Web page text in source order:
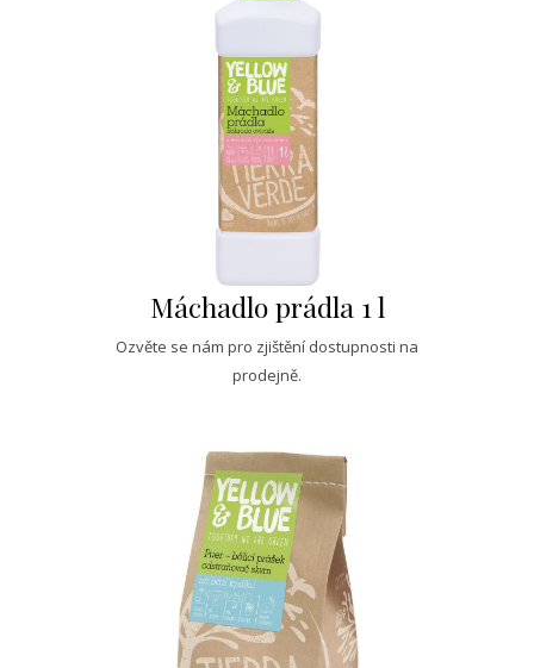
Máchadlo prádla 1 l
Ozvěte se nám pro zjištění dostupnosti na
prodejně.